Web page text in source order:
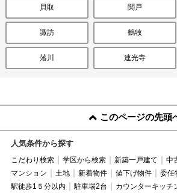
貝取 関戸
諏訪 鶴牧
落川 連光寺
このページの先頭
人気条件から探す
こだわり検索 学区から検索 新築一戸建て
中
マンション
土地 新着物件 値下げ物件 委任
駅徒歩1５分以内
駐車場2台
カウンターキッチ